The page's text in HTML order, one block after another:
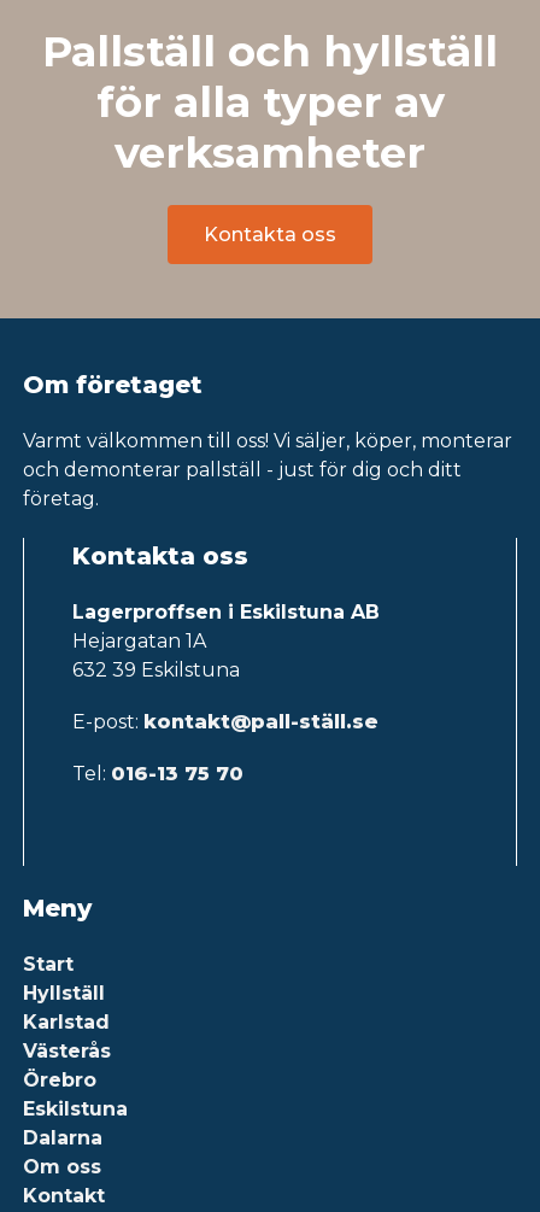
Pallställ och hyllställ
för alla typer av
verksamheter
Kontakta oss
Om företaget
Varmt välkommen till oss! Vi säljer, köper, monterar
och demonterar pallställ - just för dig och ditt
företag.
Kontakta oss
Lagerproffsen i Eskilstuna AB
Hejargatan 1A
632 39 Eskilstuna
E-post: kontakt@pall-ställ.se
Tel: 016-13 75 70
Meny
Start
Hyllställ
Karlstad
Västerås
Örebro
Eskilstuna
Dalarna
Om oss
Kontakt